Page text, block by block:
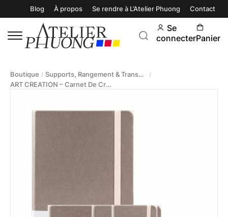
Blog À propos Se rendre à L’Atelier Phuong Contact
Se
connecterPanier
Boutique / Supports, Rangement & Transport /
ART CREATION – Carnet De Croquis 80 Feuilles 140g Rose Champagne